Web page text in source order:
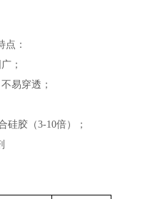
：
；
易穿透；
硅胶（3-10倍）；